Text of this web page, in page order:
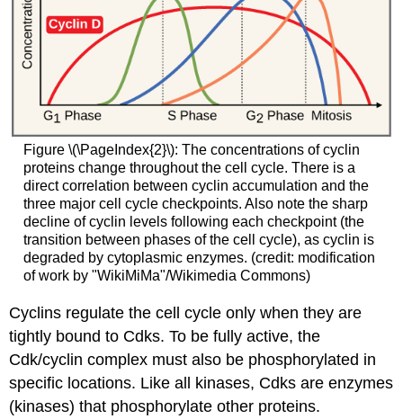
Figure \(\PageIndex{2}\): The concentrations of cyclin
proteins change throughout the cell cycle. There is a
direct correlation between cyclin accumulation and the
three major cell cycle checkpoints. Also note the sharp
decline of cyclin levels following each checkpoint (the
transition between phases of the cell cycle), as cyclin is
degraded by cytoplasmic enzymes. (credit: modification
of work by "WikiMiMa"/Wikimedia Commons)
Cyclins regulate the cell cycle only when they are
tightly bound to Cdks. To be fully active, the
Cdk/cyclin complex must also be phosphorylated in
specific locations. Like all kinases, Cdks are enzymes
(kinases) that phosphorylate other proteins.